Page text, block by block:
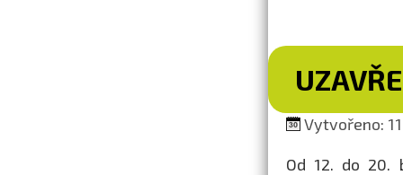
Vytvořeno:
Od 12. do 20.